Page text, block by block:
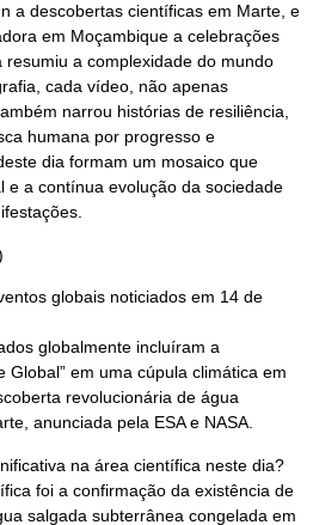
a descobertas científicas em Marte, e
em Moçambique a celebrações
a complexidade do mundo
cada vídeo, não apenas
narrou histórias de resiliência,
humana por progresso e
dia formam um mosaico que
e a contínua evolução da sociedade
globais noticiados em 14 de
globalmente incluíram a
Global” em uma cúpula climática em
revolucionária de água
anunciada pela ESA e NASA.
na área científica neste dia?
foi a confirmação da existência de
salgada subterrânea congelada em